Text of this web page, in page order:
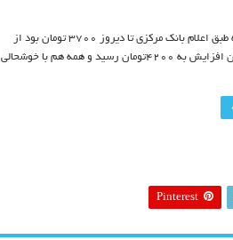
نرخ رسمی دلار که طبق اعلام بانک مرکزی تا دیروز ۳۷۰۰ تومان بود از
امروز با ۵۰۰تومان افزایش به ۴۲۰۰تومان رسید و همه هم با خوشحالی
Pinterest